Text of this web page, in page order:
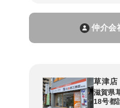
仲介会
草津店
滋賀県
18号都